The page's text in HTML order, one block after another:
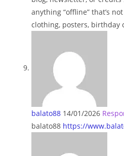
anything “offline” that’s
clothing, posters, birthday
balato88 14/01/2026
balato88 https://